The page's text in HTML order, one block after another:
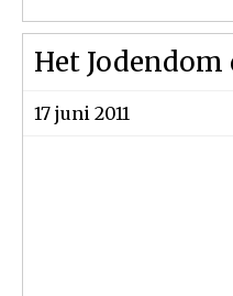
Het
17 juni 2011